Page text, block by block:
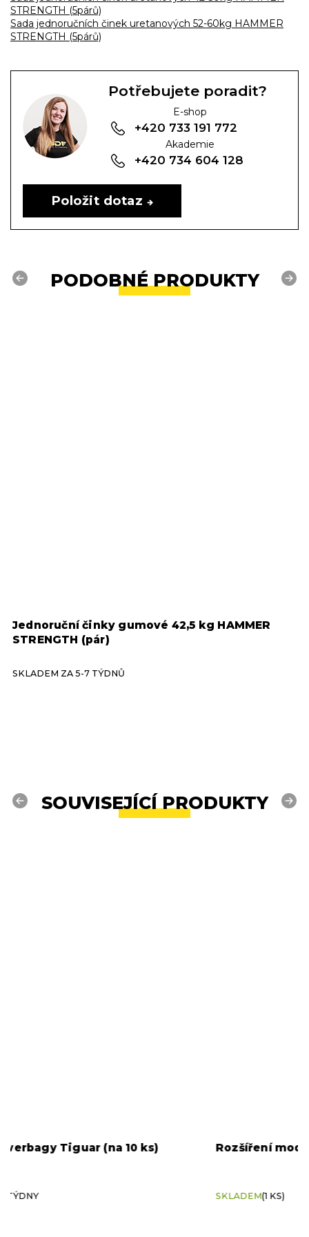
STRENGTH (5párů)
Sada jednoručních činek uretanových 52-60kg HAMMER
STRENGTH (5párů)
Potřebujete poradit?
E-shop
+420 733 191 772
Akademie
+420 734 604 128
Položit dotaz
PODOBNÉ PRODUKTY
Previous
Jednoruční činky gumové 42,5 kg HAMMER
STRENGTH (pár)
SKLADEM ZA 5-7 TÝDNŮ
Next
SOUVISEJÍCÍ PRODUKTY
Previous
Rozšíření modulárního stojanu na činky Tiguar
SKLADEM
Next